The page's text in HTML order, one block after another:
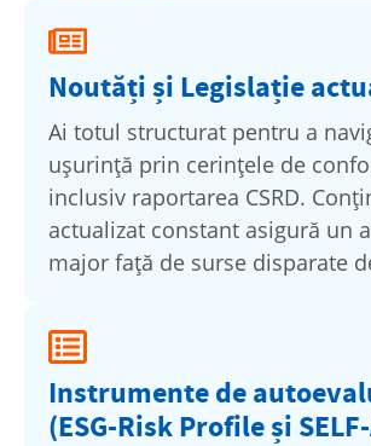
Noutăți și Legislație
Ai totul structurat pentru a
ușurință prin cerințele de
inclusiv raportarea CSRD.
actualizat constant asigură un
major față de surse disparate
Instrumente de
(ESG-Risk Profile și